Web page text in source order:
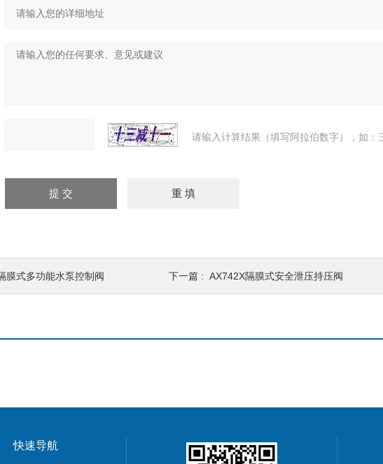
请输入计算结果（填写阿拉伯数字），如：
膜式多功能水泵控制阀 下一篇 : AX742X隔膜式安全泄压持压阀
快速导航